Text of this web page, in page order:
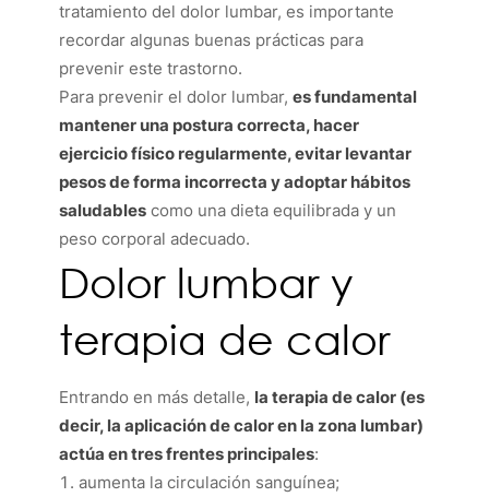
tratamiento del dolor lumbar, es importante
recordar algunas buenas prácticas para
prevenir este trastorno.
Para prevenir el dolor lumbar,es fundamental
mantener una postura correcta, hacer
ejercicio físico regularmente, evitar levantar
pesos de forma incorrecta y adoptar hábitos
saludables como una dieta equilibrada y un
peso corporal adecuado.
Dolor lumbar y
terapia de calor
Entrando en más detalle, la terapia de calor (es
decir, la aplicación de calor en la zona lumbar)
actúa en tres frentes principales:
aumenta la circulación sanguínea;